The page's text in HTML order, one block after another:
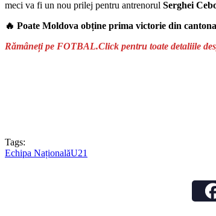
meci va fi un nou prilej pentru antrenorul Serghei
🔥 Poate Moldova obține prima victorie din
Rămâneți pe FOTBAL.Click pentru toate detaliile
Tags:
Echipa NaționalăU21